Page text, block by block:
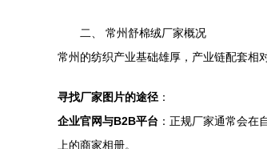
二、 常州舒棉绒厂家概况
常州的纺织产业基础雄厚，产业链配套相
寻找厂家图片的途径 ：
企业官网与B2B平台 ：正规厂家通常会在
上的商家相册。